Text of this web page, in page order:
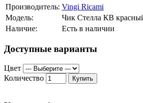
Производитель: Vingi Ricami
Модель:
Чик Стелла КВ
Наличие:
Есть в наличии
Доступные варианты
Цвет
Количество
Купить